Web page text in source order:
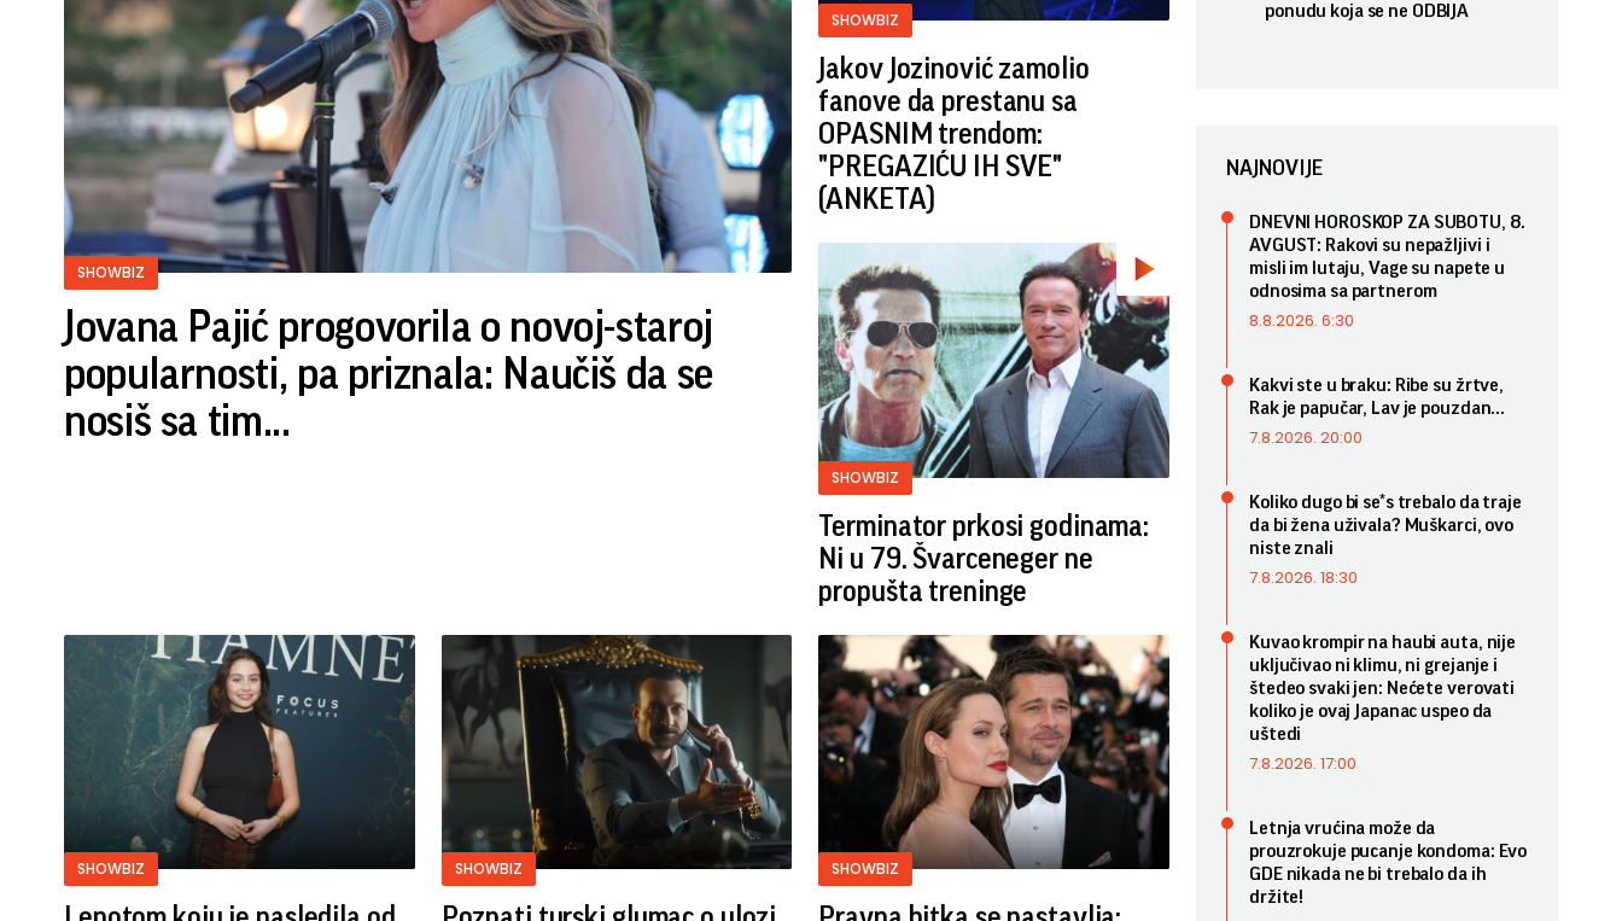
SHOWBIZ
Jovana Pajić progovorila o novoj-staroj
popularnosti, pa priznala: Naučiš da se
nosiš sa tim...
SHOWBIZ
Jakov Jozinović zamolio
fanove da prestanu sa
OPASNIM trendom:
"PREGAZIĆU IH SVE"
(ANKETA)
SHOWBIZ
Terminator prkosi godinama:
Ni u 79. Švarceneger ne
propušta treninge
SHOWBIZ SHOWBIZ SHOWBIZ
ponudu koja se ne ODBIJA
NAJNOVIJE
DNEVNI HOROSKOP ZA SUBOTU, 8.
AVGUST: Rakovi su nepažljivi i
misli im lutaju, Vage su napete u
odnosima sa partnerom
8.8.2026. 6:30
Kakvi ste u braku: Ribe su žrtve,
Rak je papučar, Lav je pouzdan...
7.8.2026. 20:00
Koliko dugo bi se*s trebalo da traje
da bi žena uživala? Muškarci, ovo
niste znali
7.8.2026. 18:30
Kuvao krompir na haubi auta, nije
uključivao ni klimu, ni grejanje i
štedeo svaki jen: Nećete verovati
koliko je ovaj Japanac uspeo da
uštedi
7.8.2026. 17:00
Letnja vrućina može da
prouzrokuje pucanje kondoma: Evo
GDE nikada ne bi trebalo da ih
držite!